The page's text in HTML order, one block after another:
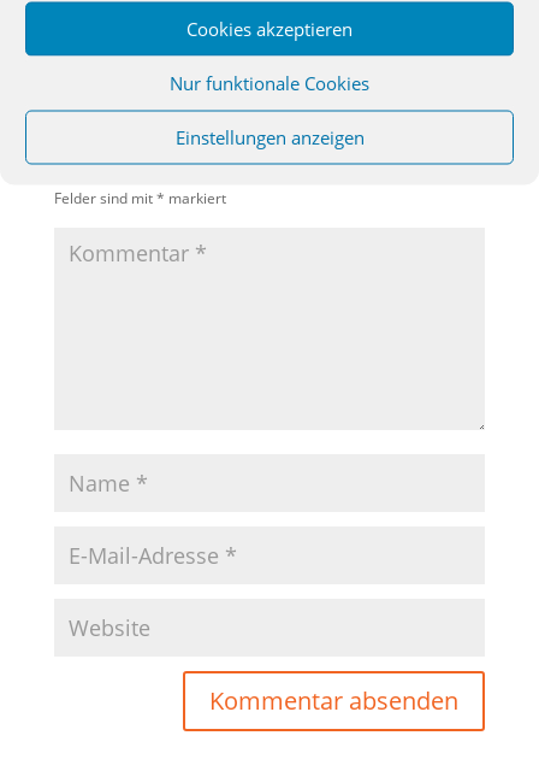
Cookies akzeptieren
Nur funktionale Cookies
Einstellungen anzeigen
KOMMENTAR ABSENDEN
Deine E-Mail-Adresse wird nicht veröffentlicht.Erforderliche
Felder sind mit* markiert